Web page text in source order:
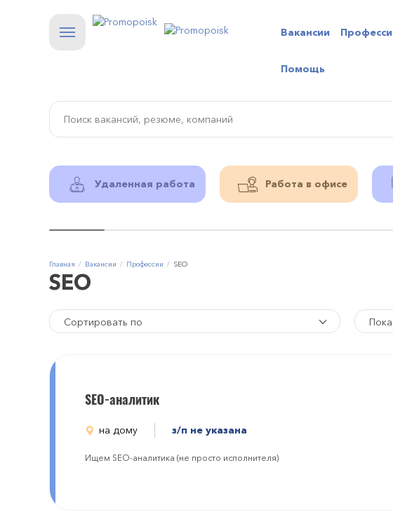
Вакансии
Помощь
Удаленная работа Работа в офисе
Главная Вакансии Профессии SEO
SEO
Сортировать по
SEO-аналитик
на дому з/п не указана
Ищем SEO-аналитика (не просто исполнителя)